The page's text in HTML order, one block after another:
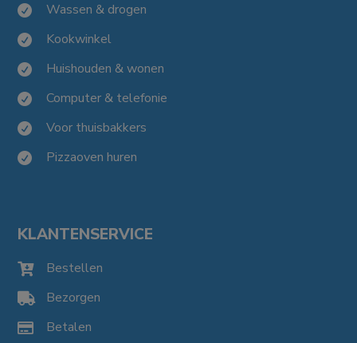
 Wassen & drogen
 Kookwinkel
 Huishouden & wonen
 Computer & telefonie
 Voor thuisbakkers
 Pizzaoven huren
KLANTENSERVICE
 Bestellen
 Bezorgen
 Betalen